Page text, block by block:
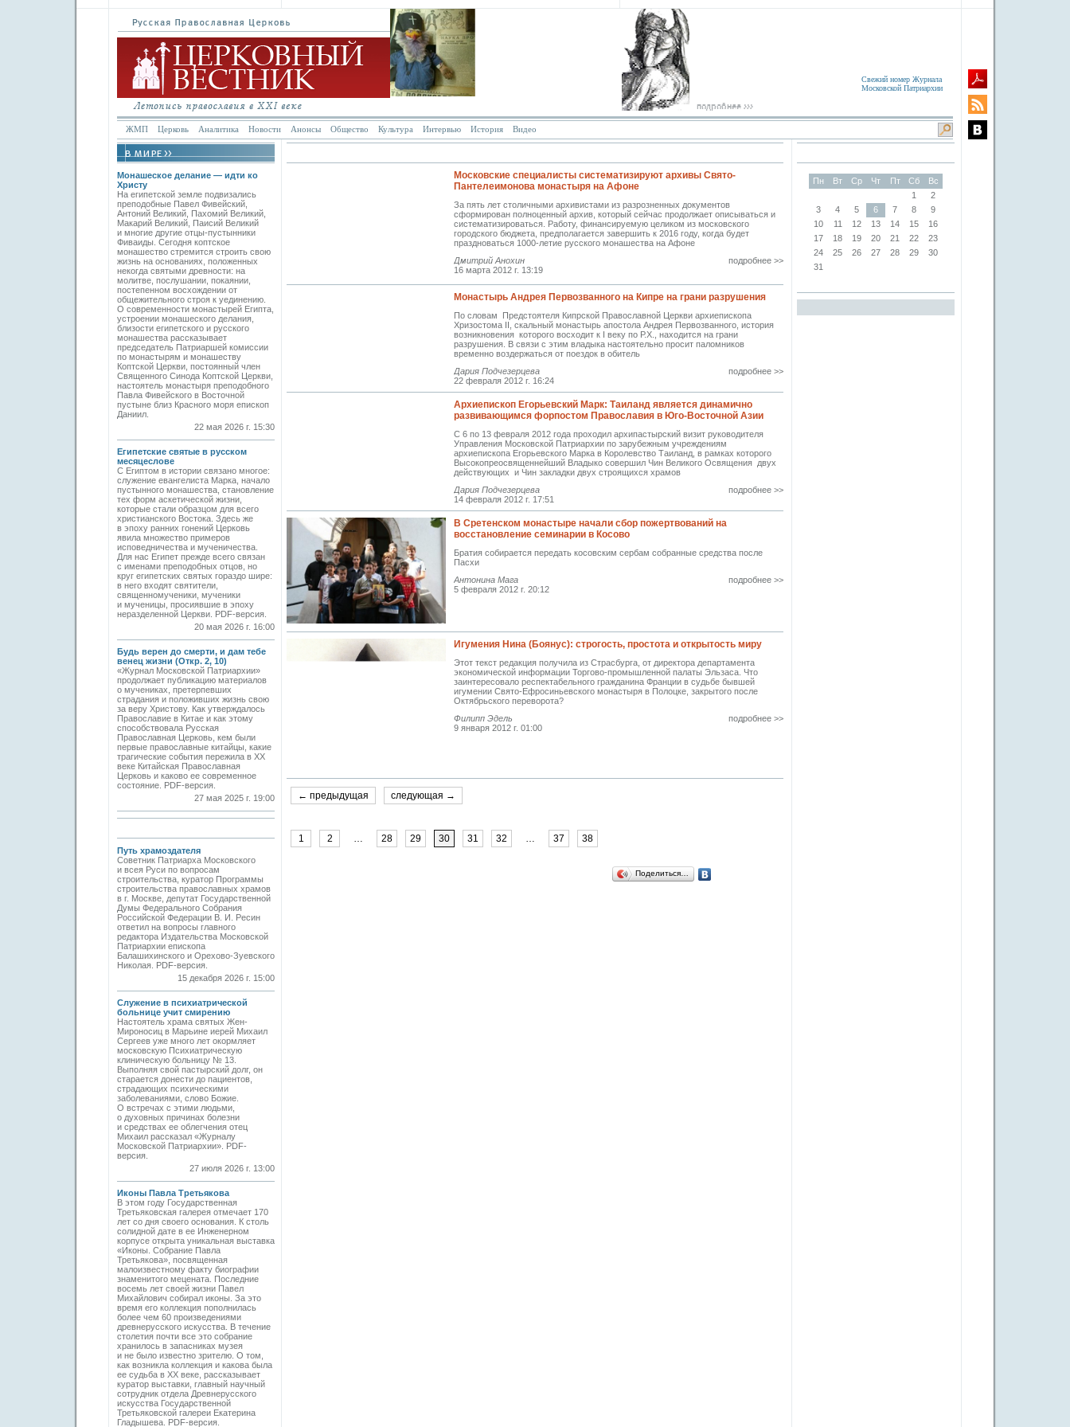
Свежий номер Журнала
Московской Патриархии
ЖМП Церковь Аналитика Новости Анонсы Общество Культура Интервью История Видео
Монашеское делание — идти ко
Христу
На египетской земле подвизались
преподобные Павел Фивейский,
Антоний Великий, Пахомий Великий,
Макарий Великий, Паисий Великий
и многие другие отцы-пустынники
Фиваиды. Сегодня коптское
монашество стремится строить свою
жизнь на основаниях, положенных
некогда святыми древности: на
молитве, послушании, покаянии,
постепенном восхождении от
общежительного строя к уединению.
О современности монастырей Египта,
устроении монашеского делания,
близости египетского и русского
монашества рассказывает
председатель Патриаршей комиссии
по монастырям и монашеству
Коптской Церкви, постоянный член
Священного Синода Коптской Церкви,
настоятель монастыря преподобного
Павла Фивейского в Восточной
пустыне близ Красного моря епископ
Даниил.
22 мая 2026 г. 15:30
Египетские святые в русском
месяцеслове
С Египтом в истории связано многое:
служение евангелиста Марка, начало
пустынного монашества, становление
тех форм аскетической жизни,
которые стали образцом для всего
христианского Востока. Здесь же
в эпоху ранних гонений Церковь
явила множество примеров
исповедничества и мученичества.
Для нас Египет прежде всего связан
с именами преподобных отцов, но
круг египетских святых гораздо шире:
в него входят святители,
священномученики, мученики
и мученицы, просиявшие в эпоху
неразделенной Церкви. PDF-версия.
20 мая 2026 г. 16:00
Будь верен до смерти, и дам тебе
венец жизни (Откр. 2, 10)
«Журнал Московской Патриархии»
продолжает публикацию материалов
о мучениках, претерпевших
страдания и положивших жизнь свою
за веру Христову. Как утверждалось
Православие в Китае и как этому
способствовала Русская
Православная Церковь, кем были
первые православные китайцы, какие
трагические события пережила в XX
веке Китайская Православная
Церковь и каково ее современное
состояние. PDF-версия.
27 мая 2025 г. 19:00
Путь храмоздателя
Советник Патриарха Московского
и всея Руси по вопросам
строительства, куратор Программы
строительства православных храмов
в г. Москве, депутат Государственной
Думы Федерального Собрания
Российской Федерации В. И. Ресин
ответил на вопросы главного
редактора Издательства Московской
Патриархии епископа
Балашихинского и Орехово-Зуевского
Николая. PDF-версия.
15 декабря 2026 г. 15:00
Служение в психиатрической
больнице учит смирению
Настоятель храма святых Жен-
Мироносиц в Марьине иерей Михаил
Сергеев уже много лет окормляет
московскую Психиатрическую
клиническую больницу № 13.
Выполняя свой пастырский долг, он
старается донести до пациентов,
страдающих психическими
заболеваниями, слово Божие.
О встречах с этими людьми,
о духовных причинах болезни
и средствах ее облегчения отец
Михаил рассказал «Журналу
Московской Патриархии». PDF-
версия.
27 июля 2026 г. 13:00
Иконы Павла Третьякова
В этом году Государственная
Третьяковская галерея отмечает 170
лет со дня своего основания. К столь
солидной дате в ее Инженерном
корпусе открыта уникальная выставка
«Иконы. Собрание Павла
Третьякова», посвященная
малоизвестному факту биографии
знаменитого мецената. Последние
восемь лет своей жизни Павел
Михайлович собирал иконы. За это
время его коллекция пополнилась
более чем 60 произведениями
древнерусского искусства. В течение
столетия почти все это собрание
хранилось в запасниках музея
и не было известно зрителю. О том,
как возникла коллекция и какова была
ее судьба в ХХ веке, рассказывает
куратор выставки, главный научный
сотрудник отдела Древнерусского
искусства Государственной
Третьяковской галереи Екатерина
Гладышева. PDF-версия.
Московские специалисты систематизируют архивы Свято-
Пантелеимонова монастыря на Афоне
За пять лет столичными архивистами из разрозненных документов
сформирован полноценный архив, который сейчас продолжает описываться и
систематизироваться. Работу, финансируемую целиком из московского
городского бюджета, предполагается завершить к 2016 году, когда будет
праздноваться 1000-летие русского монашества на Афоне
Дмитрий Анохин
16 марта 2012 г. 13:19
подробнее >>
Монастырь Андрея Первозванного на Кипре на грани разрушения
По словам Предстоятеля Кипрской Православной Церкви архиепископа
Хризостома II, скальный монастырь апостола Андрея Первозванного, история
возникновения которого восходит к Ι веку по Р.Х., находится на грани
разрушения. В связи с этим владыка настоятельно просит паломников
временно воздержаться от поездок в обитель
Дария Подчезерцева
22 февраля 2012 г. 16:24
подробнее >>
Архиепископ Егорьевский Марк: Таиланд является динамично
развивающимся форпостом Православия в Юго-Восточной Азии
С 6 по 13 февраля 2012 года проходил архипастырский визит руководителя
Управления Московской Патриархии по зарубежным учреждениям
архиепископа Егорьевского Марка в Королевство Таиланд, в рамках которого
Высокопреосвященнейший Владыко совершил Чин Великого Освящения двух
действующих и Чин закладки двух строящихся храмов
Дария Подчезерцева
14 февраля 2012 г. 17:51
подробнее >>
В Сретенском монастыре начали сбор пожертвований на
восстановление семинарии в Косово
Братия собирается передать косовским сербам собранные средства после
Пасхи
Антонина Мага
5 февраля 2012 г. 20:12
подробнее >>
Игумения Нина (Боянус): строгость, простота и открытость миру
Этот текст редакция получила из Страсбурга, от директора департамента
экономической информации Торгово-промышленной палаты Эльзаса. Что
заинтересовало респектабельного гражданина Франции в судьбе бывшей
игумении Свято-Ефросиньевского монастыря в Полоцке, закрытого после
Октябрьского переворота?
Филипп Эдель
9 января 2012 г. 01:00
подробнее >>
← предыдущая следующая →
1 2 … 28 29 30 31 32 … 37 38
Поделиться…
Пн Вт Ср Чт Пт Сб
Вс
1
2
3
4 5 6 7 8
9
10
11 12 13 14 15
16
17
18 19 20 21 22
23
24
25 26 27 28 29
30
31